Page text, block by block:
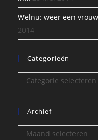
Welnu: weer een
2014
Categorieën
Categorieën
Categorie selecteren
Archief
Archief
Maand selecteren